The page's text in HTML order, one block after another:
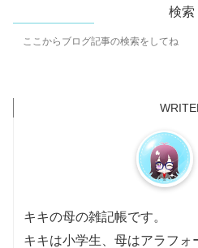
検索
キキの母の雑記帳です。
キキは小学生、母はアラフォ